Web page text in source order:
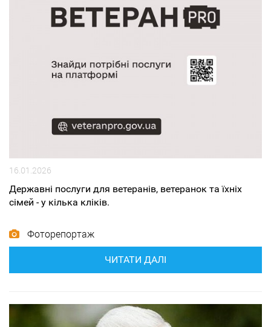
16.01.2026
Державні послуги для ветеранів, ветеранок та їхніх
сімей - у кілька кліків.
Фоторепортаж
ЧИТАТИ ДАЛІ